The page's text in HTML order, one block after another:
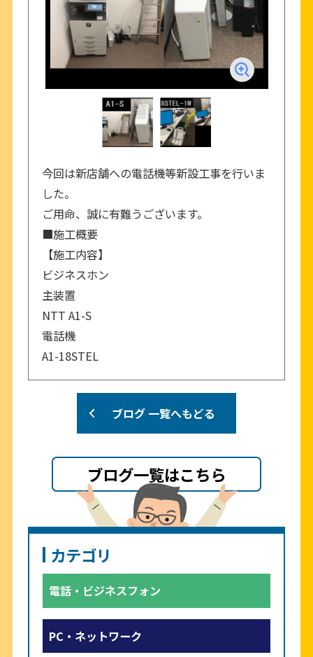
今回は新店舗への電話機等新設工事を行いま
した。
ご用命、誠に有難うございます。
■施工概要
【施工内容】
ビジネスホン
主装置
NTT A1-S
電話機
A1-18STEL
ブログ 一覧へもどる
ブログ一覧はこちら
カテゴリ
電話・ビジネスフォン
PC・ネットワーク